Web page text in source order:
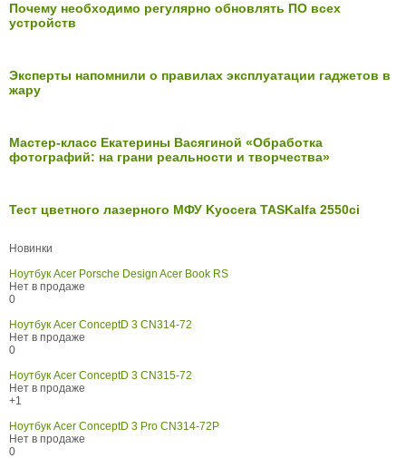
Почему необходимо регулярно обновлять ПО всех
устройств
Эксперты напомнили о правилах эксплуатации гаджетов в
жару
Мастер-класс Екатерины Васягиной «Обработка
фотографий: на грани реальности и творчества»
Тест цветного лазерного МФУ Kyocera TASKalfa 2550ci
Новинки
Ноутбук Acer Porsche Design Acer Book RS
Нет в продаже
0
Ноутбук Acer ConceptD 3 CN314-72
Нет в продаже
0
Ноутбук Acer ConceptD 3 CN315-72
Нет в продаже
+1
Ноутбук Acer ConceptD 3 Pro CN314-72P
Нет в продаже
0